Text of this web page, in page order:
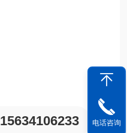
15634106233 电话咨询